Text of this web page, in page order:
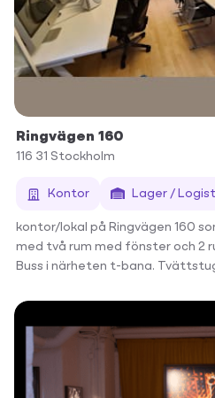
Ringvägen 160
116 31 Stockholm
Kontor Lager /
kontor/lokal på Ringvägen 160
med två rum med fönster och 2
Buss i närheten t-bana.